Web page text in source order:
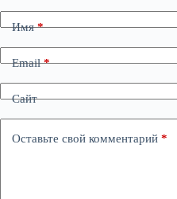
Имя*
Email*
Сайт
Оставьте свой комментарий *